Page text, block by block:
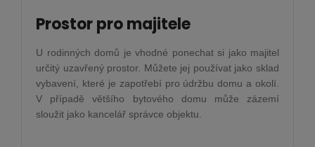
Prostor pro majitele
U rodinných domů je vhodné ponechat si jako majitel
určitý uzavřený prostor. Můžete jej používat jako sklad
vybavení, které je zapotřebí pro údržbu domu a okolí.
V případě většího bytového domu může zázemí
sloužit jako kancelář správce objektu.